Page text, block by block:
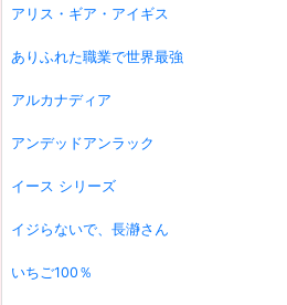
アリス・ギア・アイギス
ありふれた職業で世界最強
アルカナディア
アンデッドアンラック
イース シリーズ
イジらないで、長瀞さん
いちご100％